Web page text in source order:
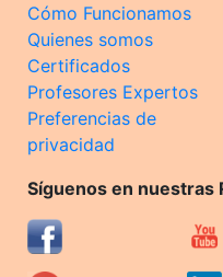
Cómo Funcionamos
Quienes somos
Certificados
Profesores Expertos
Preferencias de
privacidad
Síguenos en nuestras